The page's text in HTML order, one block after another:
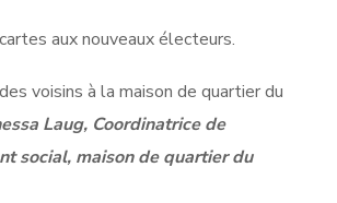
aux nouveaux électeurs.
voisins à la maison de quartier du
Laug, Coordinatrice de
social, maison de quartier du